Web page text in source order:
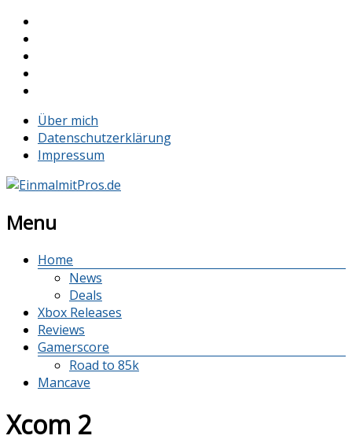
Über mich
Datenschutzerklärung
Impressum
Menu
Home
News
Deals
Xbox Releases
Reviews
Gamerscore
Road to 85k
Mancave
Xcom 2